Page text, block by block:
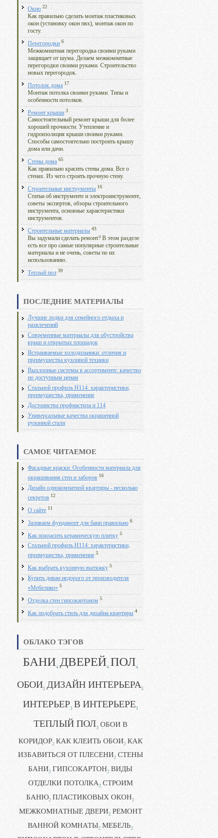
Окно 22
Как правильно сделать монтаж пластиковых
окон (установку окон пвх), монтаж окон по
госту.
Перегородки 6
Межкомнатная перегородка своими руками
защищает от шума. Делаем межкомнатные
перегородки своими руками. Строительство
новых перегородок.
Потолок дома 17
Монтаж потолка своими руками. Типы и
особенности потолков.
Ремонт крыши 3
Самостоятельный ремонт крыши для более
хорошей прочности. Утепление и
гидроизоляция крыши своими руками.
Способы самостоятельно построить крышу
дома или дачи.
Стены дома 65
Как правильно красить стены дома. Все о
стенах. Из чего строить прочную стену.
Строительные инструменты 16
Статьи об инструменте и электроинструменте,
советы экспертов, обзоры строительного
инструмента, основные характеристики
инструментов.
Строительные материалы 43
Вы задумали сделать ремонт? В этом разделе
есть все про самые популярные строительные
материалы и не очень, советы по их
использованию.
Теплый пол 39
ПОСЛЕДНИЕ МАТЕРИАЛЫ
Лучшие лодки для семейного отдыха и
развлечений
Современные материалы для обустройства
крыш и открытых площадок
Встраиваемые холодильники: отличия и
преимущества кухонной техники
Выхлопные системы в ассортименте: качество
по доступным ценам
Стальной профиль Н114: характеристики,
преимущества, применение
Достоинства профнастила н 114
Универсальные качества окрашенной
рулонной стали
САМОЕ ЧИТАЕМОЕ
Фасадные краски: Особенности материала для
окрашивания стен и заборов 16
Дизайн однокомнатной квартиры - несколько
секретов 12
О сайте 11
Заливаем фундамент для бани правильно 6
Как покрасить керамическую плитку 5
Стальной профиль Н114: характеристики,
преимущества, применение 5
Как выбрать кухонную вытяжку 5
Купить диван недорого от производителя
«Мебелико» 5
Отделка стен гипсокартоном 5
Как подобрать стиль для дизайна квартиры 4
ОБЛАКО ТЭГОВ
БАНИ4 ДВЕРЕЙ4 ПОЛ4
ОБОИ3 ДИЗАЙН ИНТЕРЬЕРА3
ИНТЕРЬЕР3 В ИНТЕРЬЕРЕ3
ТЕПЛЫЙ ПОЛ3 ОБОИ В
КОРИДОР2 КАК КЛЕИТЬ ОБОИ2 КАК
ИЗБАВИТЬСЯ ОТ ПЛЕСЕНИ2 СТЕНЫ
БАНИ2 ГИПСОКАРТОН2 ВИДЫ
ОТДЕЛКИ ПОТОЛКА2 СТРОИМ
БАНЮ2 ПЛАСТИКОВЫХ ОКОН2
МЕЖКОМНАТНЫЕ ДВЕРИ2 РЕМОНТ
ВАННОЙ КОМНАТЫ2 МЕБЕЛЬ2